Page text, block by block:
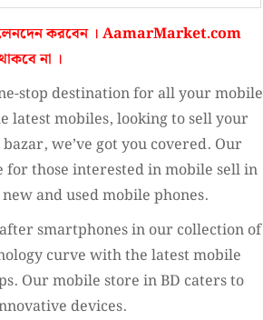
করবেন ।AamarMarket.com
না ।
stop destination for all your mobile
latest mobiles, looking to sell your
we’ve got you covered. Our
for those interested in mobile sell in
and used mobile phones.
smartphones in our collection of
curve with the latest mobile
Our mobile store in BD caters to
devices.